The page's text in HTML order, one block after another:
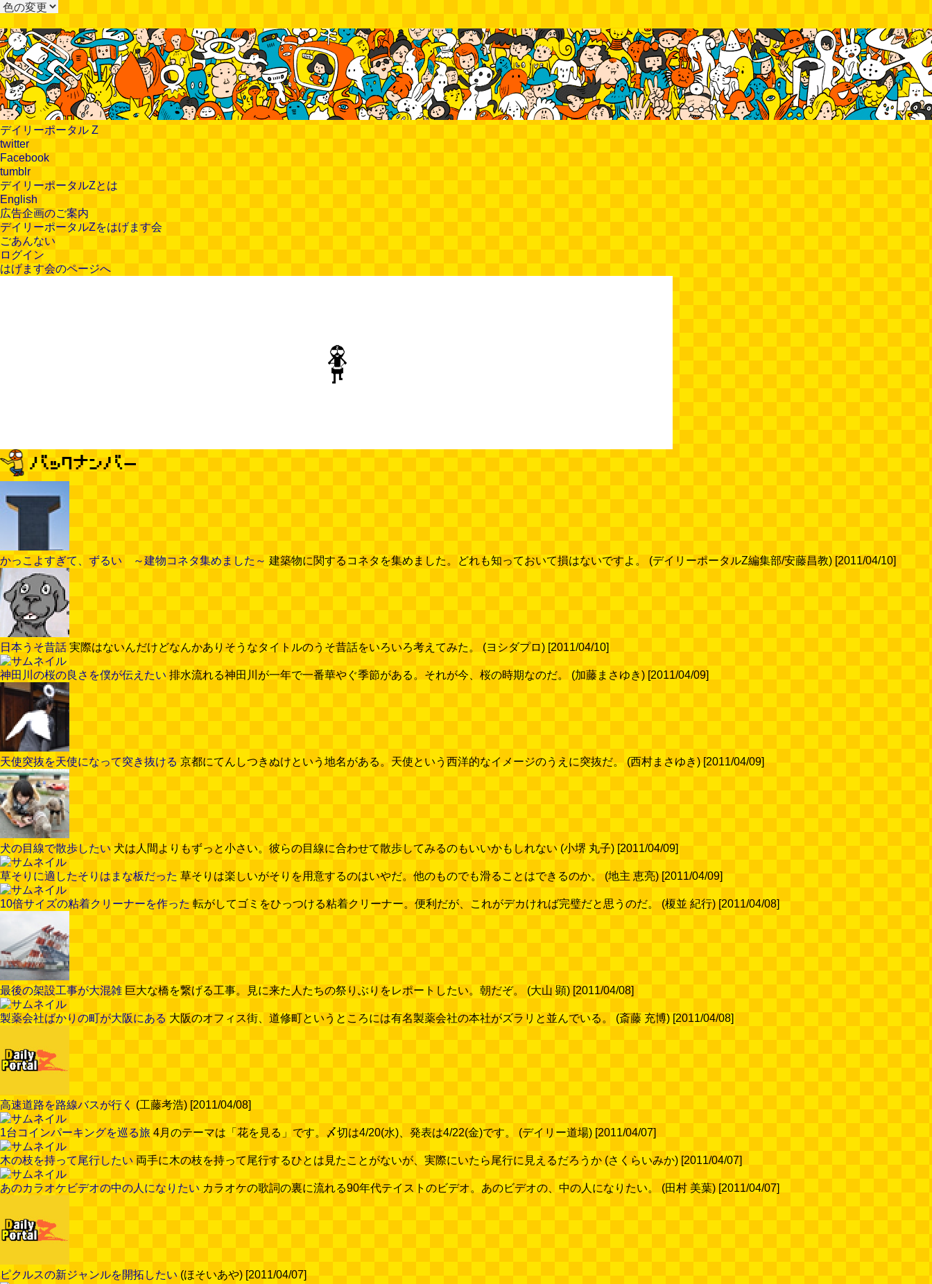
デイリーポータル Z
twitter
Facebook
tumblr
デイリーポータルZとは
English
広告企画のご案内
デイリーポータルZをはげます会
ごあんない
ログイン
はげます会のページへ
かっこよすぎて、ずるい ～建物コネタ集めました～ 建築物に関するコネタを集めました。どれも知っておいて損はないですよ。 (デイリーポータルZ編集部/安藤昌教) [2011/04/10]
日本うそ昔話 実際はないんだけどなんかありそうなタイトルのうそ昔話をいろいろ考えてみた。 (ヨシダプロ) [2011/04/10]
神田川の桜の良さを僕が伝えたい 排水流れる神田川が一年で一番華やぐ季節がある。それが今、桜の時期なのだ。 (加藤まさゆき) [2011/04/09]
天使突抜を天使になって突き抜ける 京都にてんしつきぬけという地名がある。天使という西洋的なイメージのうえに突抜だ。 (西村まさゆき) [2011/04/09]
犬の目線で散歩したい 犬は人間よりもずっと小さい。彼らの目線に合わせて散歩してみるのもいいかもしれない (小堺 丸子) [2011/04/09]
草そりに適したそりはまな板だった 草そりは楽しいがそりを用意するのはいやだ。他のものでも滑ることはできるのか。 (地主 恵亮) [2011/04/09]
10倍サイズの粘着クリーナーを作った 転がしてゴミをひっつける粘着クリーナー。便利だが、これがデカければ完璧だと思うのだ。 (榎並 紀行) [2011/04/08]
最後の架設工事が大混雑 巨大な橋を繋げる工事。見に来た人たちの祭りぶりをレポートしたい。朝だぞ。 (大山 顕) [2011/04/08]
製薬会社ばかりの町が大阪にある 大阪のオフィス街、道修町というところには有名製薬会社の本社がズラリと並んでいる。 (斎藤 充博) [2011/04/08]
高速道路を路線バスが行く (工藤考浩) [2011/04/08]
1台コインパーキングを巡る旅 4月のテーマは「花を見る」です。〆切は4/20(水)、発表は4/22(金)です。 (デイリー道場) [2011/04/07]
木の枝を持って尾行したい 両手に木の枝を持って尾行するひとは見たことがないが、実際にいたら尾行に見えるだろうか (さくらいみか) [2011/04/07]
あのカラオケビデオの中の人になりたい カラオケの歌詞の裏に流れる90年代テイストのビデオ。あのビデオの、中の人になりたい。 (田村 美葉) [2011/04/07]
ピクルスの新ジャンルを開拓したい (ほそいあや) [2011/04/07]